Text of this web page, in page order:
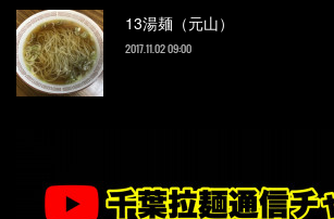
13湯麺（元山）
2017.11.02 09:00